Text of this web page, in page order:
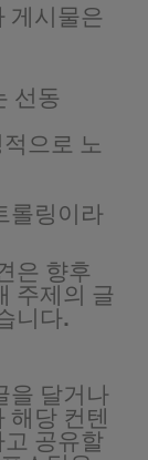
게시물은
선동
으로 노
롤링이라
은 향후
주제의 글
니다.
을 달거나
해당 컨텐
공유할